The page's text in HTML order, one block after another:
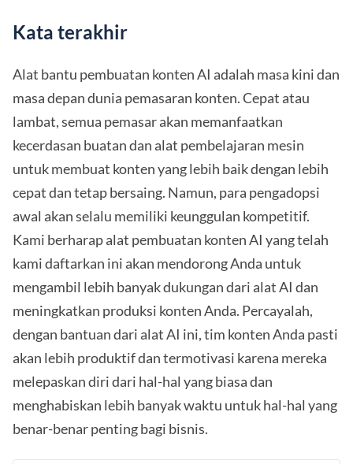
Kata terakhir
Alat bantu pembuatan konten AI adalah masa kini dan
masa depan dunia pemasaran konten. Cepat atau
lambat, semua pemasar akan memanfaatkan
kecerdasan buatan dan alat pembelajaran mesin
untuk membuat konten yang lebih baik dengan lebih
cepat dan tetap bersaing. Namun, para pengadopsi
awal akan selalu memiliki keunggulan kompetitif.
Kami berharap alat pembuatan konten AI yang telah
kami daftarkan ini akan mendorong Anda untuk
mengambil lebih banyak dukungan dari alat AI dan
meningkatkan produksi konten Anda. Percayalah,
dengan bantuan dari alat AI ini, tim konten Anda pasti
akan lebih produktif dan termotivasi karena mereka
melepaskan diri dari hal-hal yang biasa dan
menghabiskan lebih banyak waktu untuk hal-hal yang
benar-benar penting bagi bisnis.